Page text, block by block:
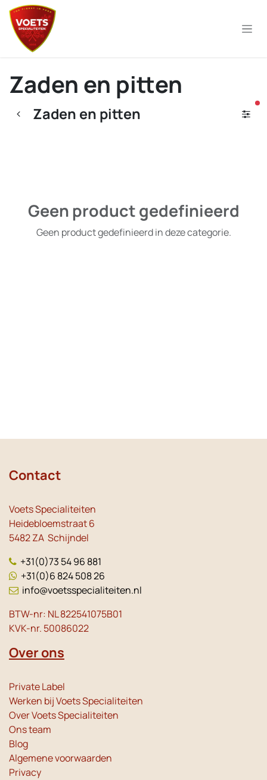
Overslaan naar inhoud
Zaden en pitten
Zaden en pitten
Geen product gedefinieerd
Geen product gedefinieerd in deze categorie.
Contact
Voets Specialiteiten
Heidebloemstraat 6
5482 ZA Schijndel
+31(0)73 54 96 881
+31(0)6 824 508 26
info@voetsspecialiteiten.nl
BTW-nr: NL 822541075B01
KVK-nr. 50086022
Over ons
Private Label
Werken bij Voets Specialiteiten
Over Voets Specialiteiten
Ons team
Blog
Algemene voorwaarden
Privacy